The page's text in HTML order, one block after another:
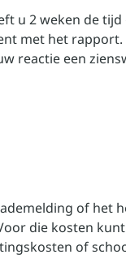
u 2 weken de
met het
reactie een
of het
die kosten
of